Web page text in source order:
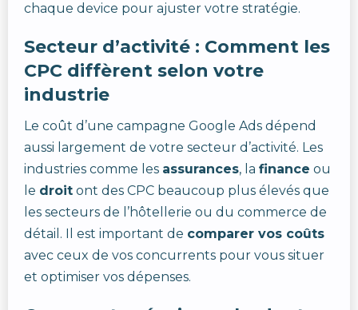
chaque device pour ajuster votre stratégie.
Secteur d’activité : Comment les
CPC diffèrent selon votre
industrie
Le coût d’une campagne Google Ads dépend
aussi largement de votre secteur d’activité. Les
industries comme les assurances, la finance ou
le droit ont des CPC beaucoup plus élevés que
les secteurs de l’hôtellerie ou du commerce de
détail. Il est important de comparer vos coûts
avec ceux de vos concurrents pour vous situer
et optimiser vos dépenses.